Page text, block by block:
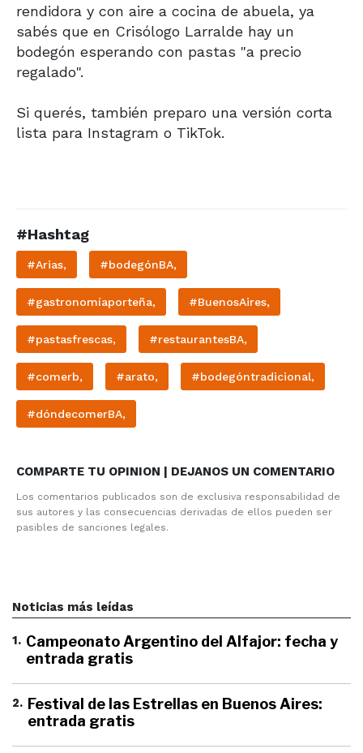
rendidora y con aire a cocina de abuela, ya
sabés que en Crisólogo Larralde hay un
bodegón esperando con pastas "a precio
regalado".
Si querés, también preparo una versión corta
lista para Instagram o TikTok.
#Hashtag
#Arias, #bodegónBA,
#gastronomíaporteña, #BuenosAires,
#pastasfrescas, #restaurantesBA,
#comerb, #arato, #bodegóntradicional,
#dóndecomerBA,
COMPARTE TU OPINION | DEJANOS UN COMENTARIO
Los comentarios publicados son de exclusiva responsabilidad de
sus autores y las consecuencias derivadas de ellos pueden ser
pasibles de sanciones legales.
Noticias más leídas
1. Campeonato Argentino del Alfajor: fecha y
entrada gratis
2. Festival de las Estrellas en Buenos Aires:
entrada gratis